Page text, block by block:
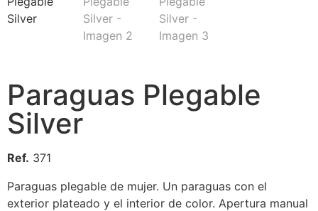
Paraguas Plegable
Silver
Ref. 371
Paraguas plegable de mujer. Un paraguas con el
exterior plateado y el interior de color. Apertura manual